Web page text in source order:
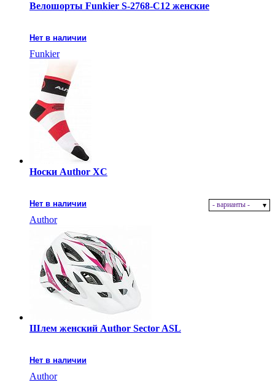
Велошорты Funkier S-2768-C12 женские
Нет в наличии
Funkier
Носки Author XC
Нет в наличии - варианты -
Author
Шлем женский Author Sector ASL
Нет в наличии
Author